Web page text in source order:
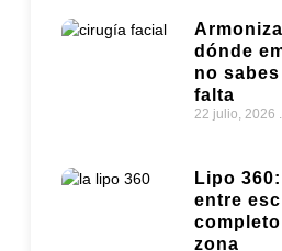
dónde
no sabes
falta
Lipo
entre
completo